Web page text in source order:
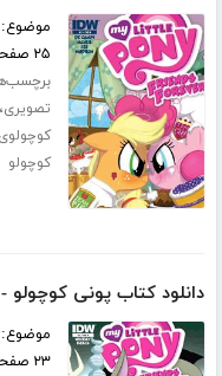
۲۵ صفحه
تصویری
کوچولو
دانلود کتاب پونی
۲۳ صفحه